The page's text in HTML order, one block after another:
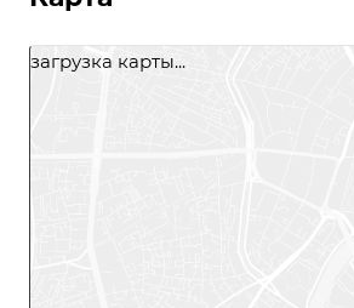
загрузка карты...